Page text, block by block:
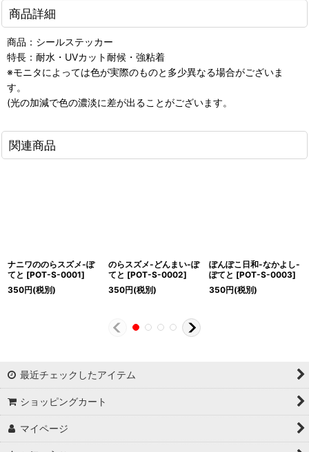
商品詳細
商品：シールステッカー
特長：耐水・UVカット耐候・強粘着
※モニタによっては色が実際のものと多少異なる場合がございま
す。
(光の加減で色の濃淡に差が出ることがございます。
関連商品
ナニワののらスズメ-ぽ
てと [POT-S-0001]
350円(税別)
のらスズメ-どんまい-ぽ
てと [POT-S-0002]
350円(税別)
ぽんぽこ日和-なかよし-
ぽてと [POT-S-0003]
350円(税別)
最近チェックしたアイテム
ショッピングカート
マイページ